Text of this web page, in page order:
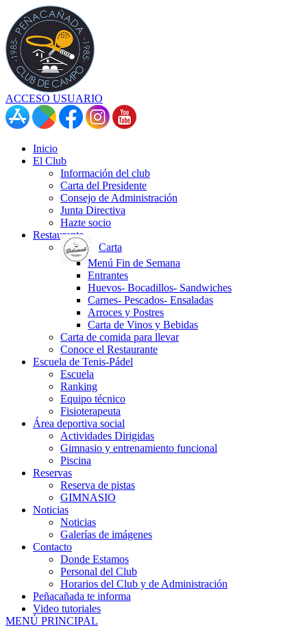
ACCESO USUARIO
Inicio
El Club
Información del club
Carta del Presidente
Consejo de Administración
Junta Directiva
Hazte socio
Restaurante
Carta
Menú Fin de Semana
Entrantes
Huevos- Bocadillos- Sandwiches
Carnes- Pescados- Ensaladas
Arroces y Postres
Carta de Vinos y Bebidas
Carta de comida para llevar
Conoce el Restaurante
Escuela de Tenis-Pádel
Escuela
Ranking
Equipo técnico
Fisioterapeuta
Área deportiva social
Actividades Dirigidas
Gimnasio y entrenamiento funcional
Piscina
Reservas
Reserva de pistas
GIMNASIO
Noticias
Noticias
Galerías de imágenes
Contacto
Donde Estamos
Personal del Club
Horarios del Club y de Administración
Peñacañada te informa
Video tutoriales
MENÚ PRINCIPAL